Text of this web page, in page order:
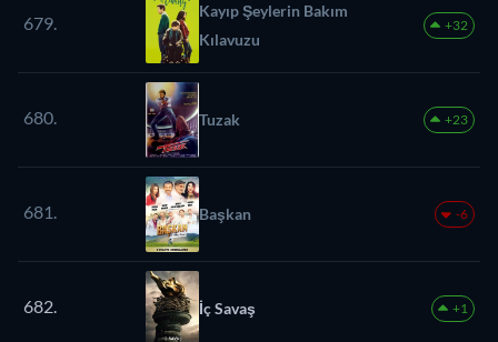
679.
Kayıp Şeylerin Bakım
Kılavuzu
+32
680. Tuzak +23
681. Başkan -6
682. İç Savaş +1